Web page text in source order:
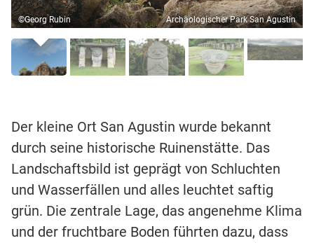
©Georg Rubin Archäologischer Park San Agustin
Der kleine Ort San Agustin wurde bekannt
durch seine historische Ruinenstätte. Das
Landschaftsbild ist geprägt von Schluchten
und Wasserfällen und alles leuchtet saftig
grün. Die zentrale Lage, das angenehme Klima
und der fruchtbare Boden führten dazu, dass